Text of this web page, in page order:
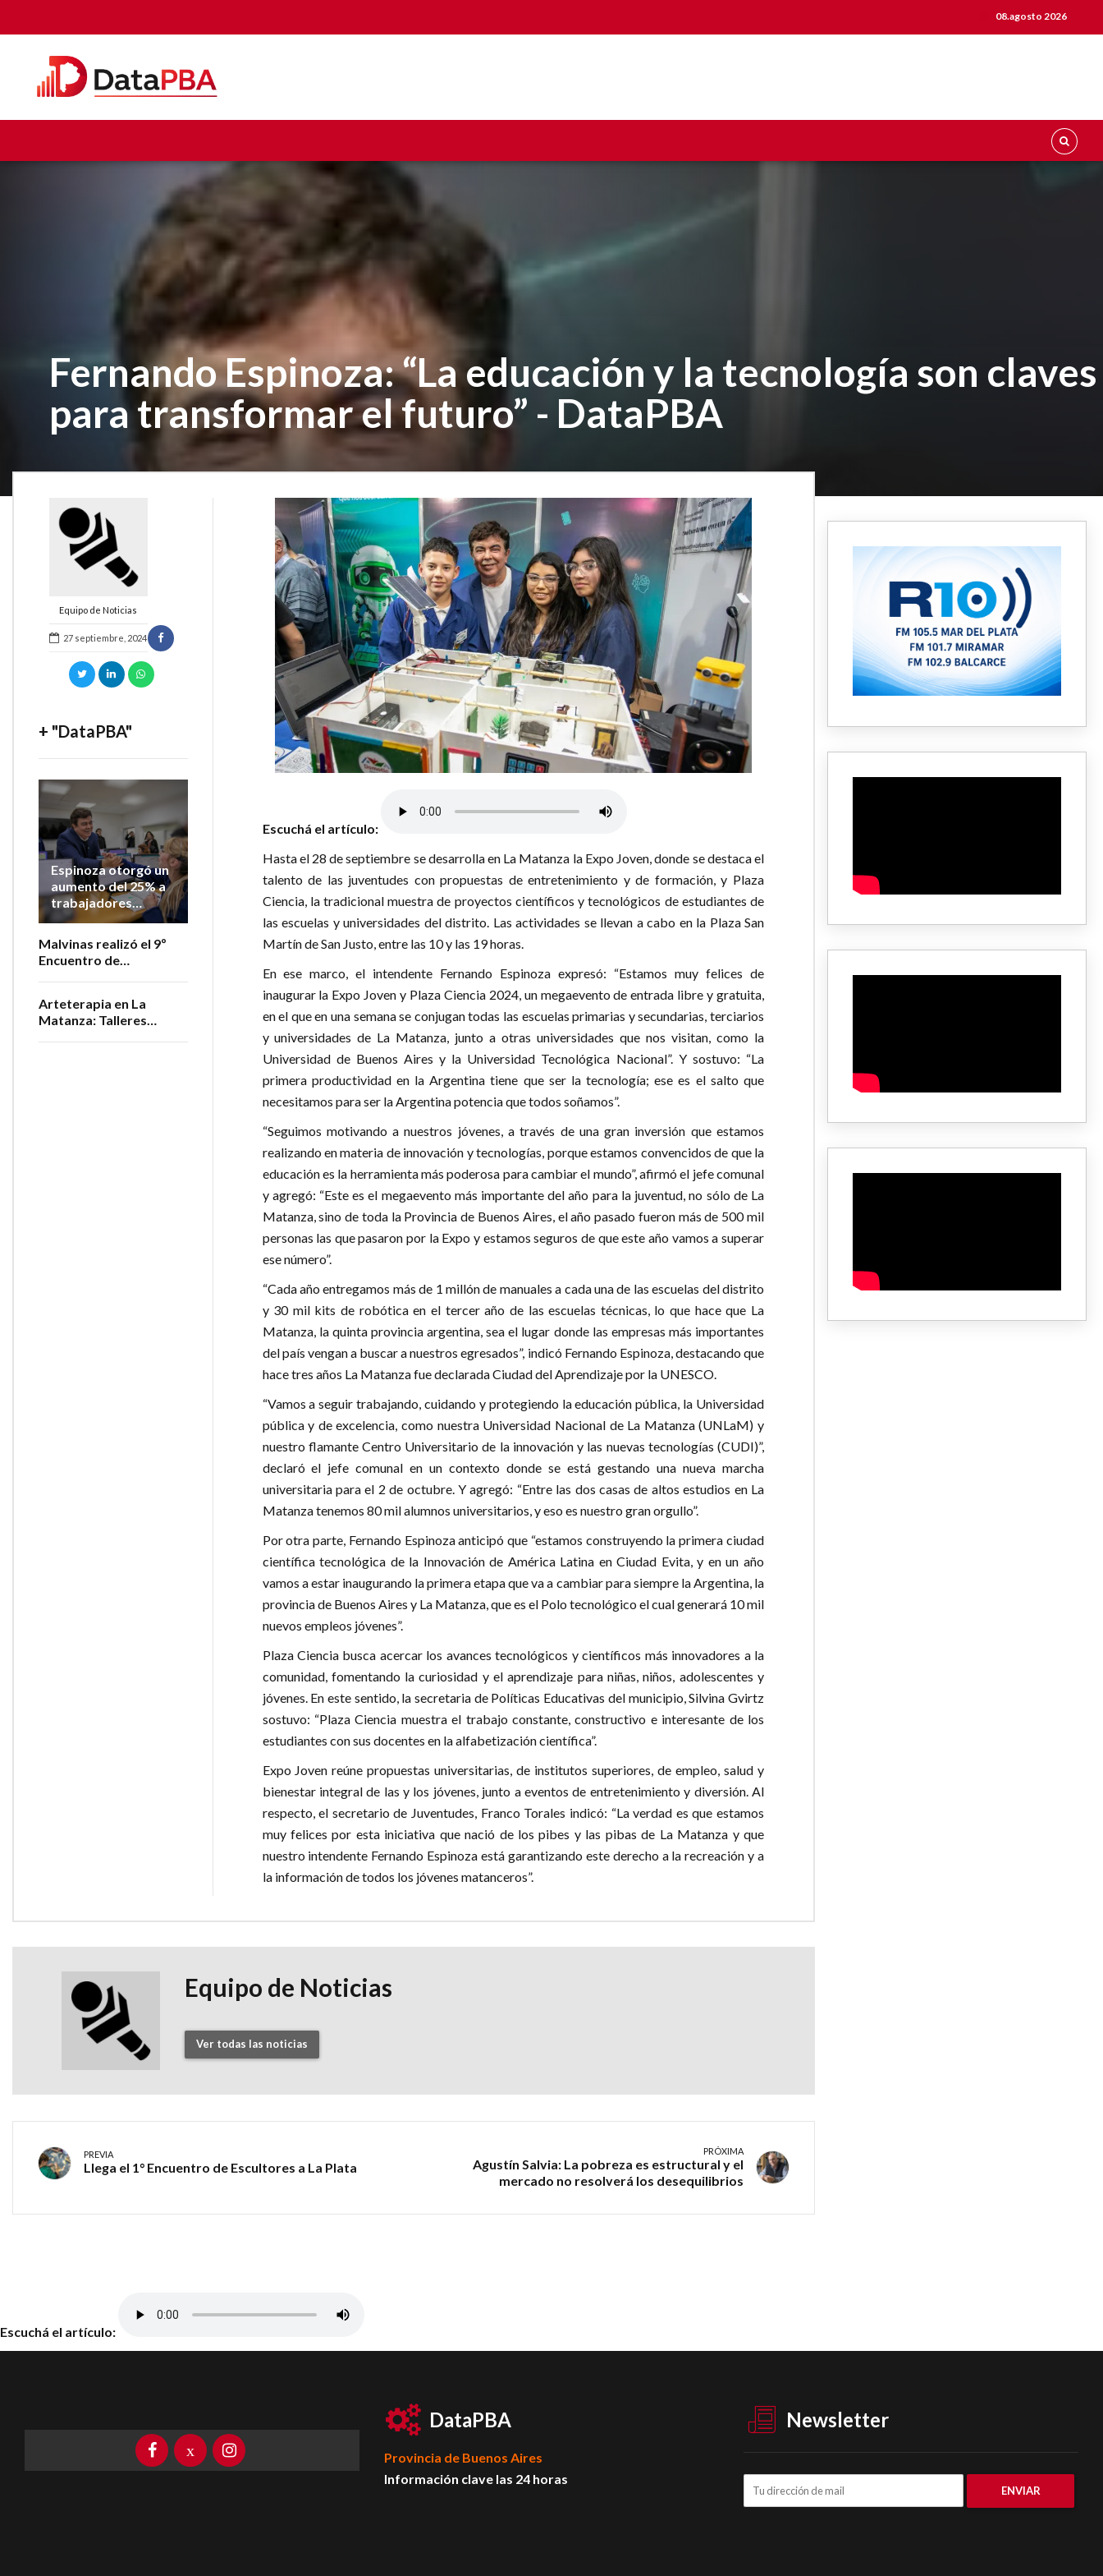
08.agosto 2026
Fernando Espinoza: “La educación y la tecnología son claves
para transformar el futuro” - DataPBA
Equipo de Noticias
27 septiembre, 2024
+ "DataPBA"
Espinoza otorgó un
aumento del 25% a
trabajadores
municipales en lo
Malvinas realizó el 9º
Encuentro de
Provincia
Arteterapia en La
Matanza: Talleres
Escuchá el artículo:
Hasta el 28 de septiembre se desarrolla en La Matanza la Expo Joven, donde se destaca el
talento de las juventudes con propuestas de entretenimiento y de formación, y Plaza
Ciencia, la tradicional muestra de proyectos científicos y tecnológicos de estudiantes de
las escuelas y universidades del distrito. Las actividades se llevan a cabo en la Plaza San
Martín de San Justo, entre las 10 y las 19 horas.
En ese marco, el intendente Fernando Espinoza expresó: “Estamos muy felices de
inaugurar la Expo Joven y Plaza Ciencia 2024, un megaevento de entrada libre y gratuita,
en el que en una semana se conjugan todas las escuelas primarias y secundarias, terciarios
y universidades de La Matanza, junto a otras universidades que nos visitan, como la
Universidad de Buenos Aires y la Universidad Tecnológica Nacional”. Y sostuvo: “La
primera productividad en la Argentina tiene que ser la tecnología; ese es el salto que
necesitamos para ser la Argentina potencia que todos soñamos”.
“Seguimos motivando a nuestros jóvenes, a través de una gran inversión que estamos
realizando en materia de innovación y tecnologías, porque estamos convencidos de que la
educación es la herramienta más poderosa para cambiar el mundo”, afirmó el jefe comunal
y agregó: “Este es el megaevento más importante del año para la juventud, no sólo de La
Matanza, sino de toda la Provincia de Buenos Aires, el año pasado fueron más de 500 mil
personas las que pasaron por la Expo y estamos seguros de que este año vamos a superar
ese número”.
“Cada año entregamos más de 1 millón de manuales a cada una de las escuelas del distrito
y 30 mil kits de robótica en el tercer año de las escuelas técnicas, lo que hace que La
Matanza, la quinta provincia argentina, sea el lugar donde las empresas más importantes
del país vengan a buscar a nuestros egresados”, indicó Fernando Espinoza, destacando que
hace tres años La Matanza fue declarada Ciudad del Aprendizaje por la UNESCO.
“Vamos a seguir trabajando, cuidando y protegiendo la educación pública, la Universidad
pública y de excelencia, como nuestra Universidad Nacional de La Matanza (UNLaM) y
nuestro flamante Centro Universitario de la innovación y las nuevas tecnologías (CUDI)”,
declaró el jefe comunal en un contexto donde se está gestando una nueva marcha
universitaria para el 2 de octubre. Y agregó: “Entre las dos casas de altos estudios en La
Matanza tenemos 80 mil alumnos universitarios, y eso es nuestro gran orgullo”.
Por otra parte, Fernando Espinoza anticipó que “estamos construyendo la primera ciudad
científica tecnológica de la Innovación de América Latina en Ciudad Evita, y en un año
vamos a estar inaugurando la primera etapa que va a cambiar para siempre la Argentina, la
provincia de Buenos Aires y La Matanza, que es el Polo tecnológico el cual generará 10 mil
nuevos empleos jóvenes”.
Plaza Ciencia busca acercar los avances tecnológicos y científicos más innovadores a la
comunidad, fomentando la curiosidad y el aprendizaje para niñas, niños, adolescentes y
jóvenes. En este sentido, la secretaria de Políticas Educativas del municipio, Silvina Gvirtz
sostuvo: “Plaza Ciencia muestra el trabajo constante, constructivo e interesante de los
estudiantes con sus docentes en la alfabetización científica”.
Expo Joven reúne propuestas universitarias, de institutos superiores, de empleo, salud y
bienestar integral de las y los jóvenes, junto a eventos de entretenimiento y diversión. Al
respecto, el secretario de Juventudes, Franco Torales indicó: “La verdad es que estamos
muy felices por esta iniciativa que nació de los pibes y las pibas de La Matanza y que
nuestro intendente Fernando Espinoza está garantizando este derecho a la recreación y a
la información de todos los jóvenes matanceros”.
Equipo de Noticias
Ver todas las noticias
PREVIA
Llega el 1° Encuentro de Escultores a La Plata
PRÓXIMA
Agustín Salvia: La pobreza es estructural y el
mercado no resolverá los desequilibrios
Escuchá el artículo:
DataPBA
Provincia de Buenos Aires
Información clave las 24 horas
Newsletter